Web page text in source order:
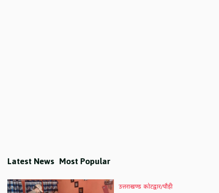
Latest News Most Popular
उत्तराखण्ड कोटद्वार/पौड़ी